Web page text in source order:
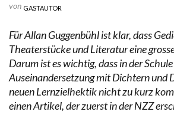
von GASTAUTOR
Für Allan Guggenbühl ist klar, dass
Theaterstücke und Literatur eine
Darum ist es wichtig, dass in der
Auseinandersetzung mit Dichtern und
neuen Lernzielhektik nicht zu kurz
einen Artikel, der zuerst in der NZZ